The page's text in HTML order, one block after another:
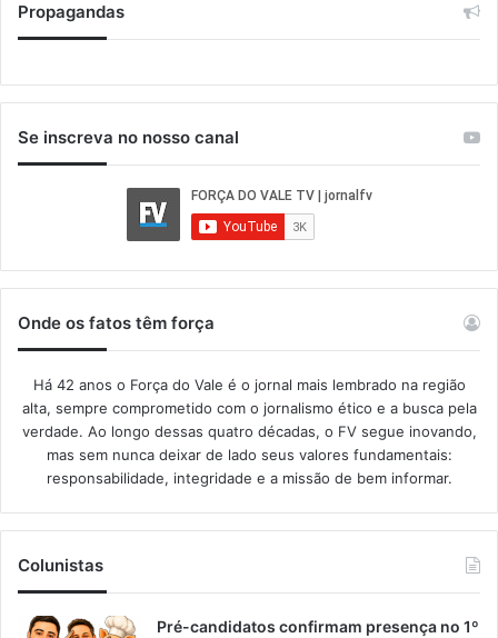
Propagandas
Se inscreva no nosso canal
Onde os fatos têm força
Há 42 anos o Força do Vale é o jornal mais lembrado na região
alta, sempre comprometido com o jornalismo ético e a busca pela
verdade. Ao longo dessas quatro décadas, o FV segue inovando,
mas sem nunca deixar de lado seus valores fundamentais:
responsabilidade, integridade e a missão de bem informar.​
Colunistas
Pré-candidatos confirmam presença no 1º